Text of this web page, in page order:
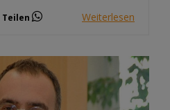
Teilen Weiterlesen